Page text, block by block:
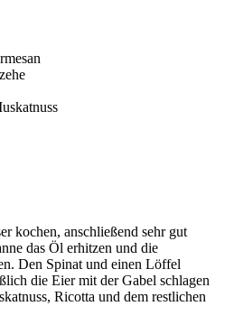
kochen, anschließend sehr gut
das Öl erhitzen und die
Den Spinat und einen Löffel
die Eier mit der Gabel schlagen
Ricotta und dem restlichen